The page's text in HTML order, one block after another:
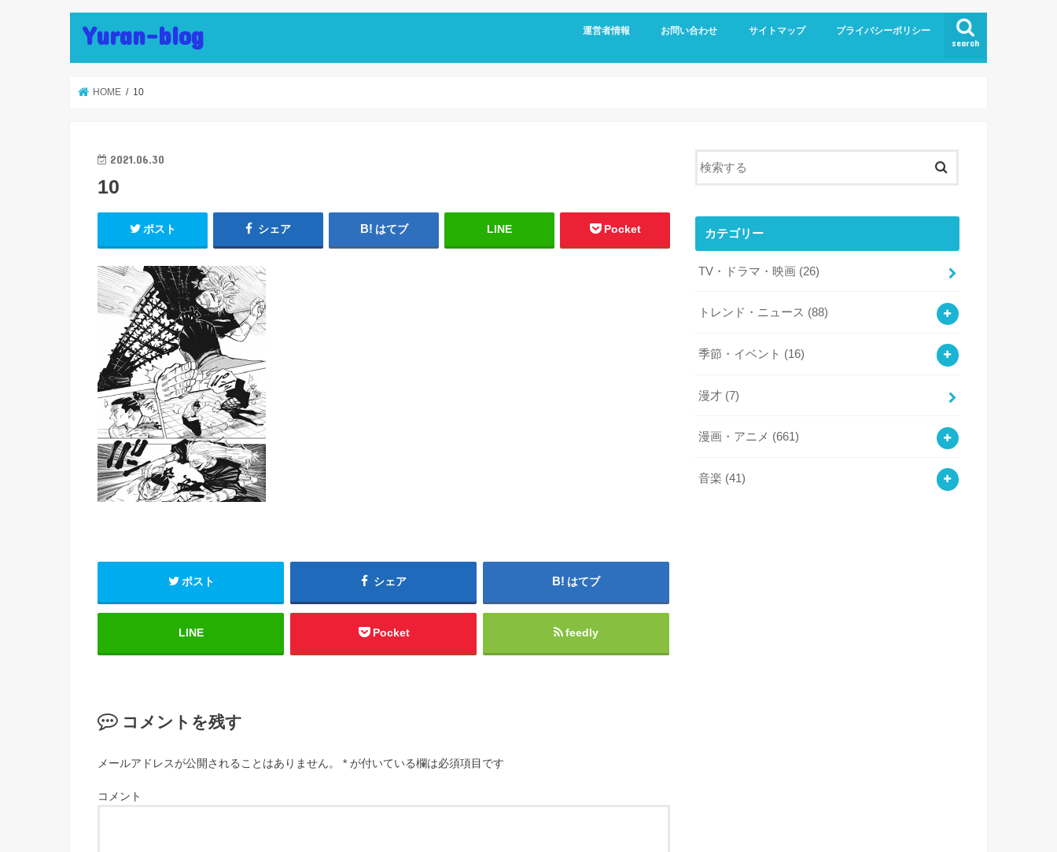
Yuran-blog search
運営者情報 お問い合わせ サイトマップ プライバシーポリシー
HOME 10
2021.06.30
10
ポスト シェア はてブ LINE Pocket
ポスト シェア はてブ
LINE Pocket feedly
コメントを残す
メールアドレスが公開されることはありません。 * が付いている欄は必須項目です
コメント
カテゴリー
TV・ドラマ・映画 (26)
トレンド・ニュース (88)
季節・イベント (16)
漫才 (7)
漫画・アニメ (661)
音楽 (41)